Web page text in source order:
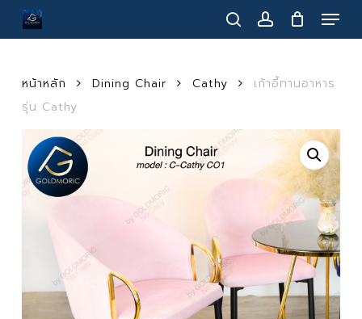
Skip
searchaccount
Menu
หน้าหลัก Dining Chair Cathy
เก้าอี้ทานอาหาร
รุ่น Cathy